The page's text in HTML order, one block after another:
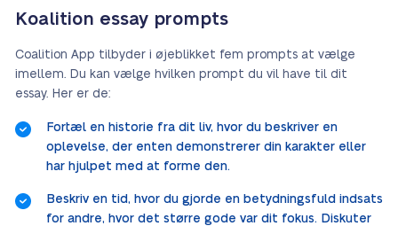
Koalition essay prompts
Coalition App tilbyder i øjeblikket fem prompts at vælge
imellem. Du kan vælge hvilken prompt du vil have til dit
essay. Her er de:
Fortæl en historie fra dit liv, hvor du beskriver en
oplevelse, der enten demonstrerer din karakter eller
har hjulpet med at forme den.
Beskriv en tid, hvor du gjorde en betydningsfuld indsats
for andre, hvor det større gode var dit fokus. Diskuter